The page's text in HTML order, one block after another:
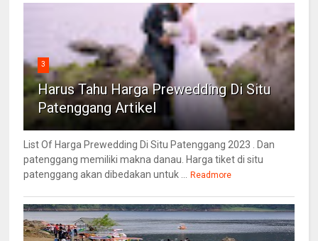
3
Harus Tahu Harga Prewedding Di Situ
Patenggang Artikel
List Of Harga Prewedding Di Situ Patenggang 2023 . Dan
patenggang memiliki makna danau. Harga tiket di situ
patenggang akan dibedakan untuk ...
Readmore